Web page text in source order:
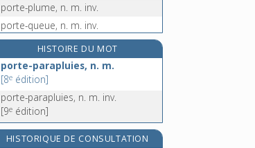
porte-plume, n. m. inv.
porte-queue, n. m. inv.
porter [I], v. tr., intr. et pron.
porter [II], n. m.[7eédition]
porte-respect, n. m. inv.
porte-revue, n. m.
porte-savon, n. m.
HISTOIRE DU MOT
porte-parapluies, n. m.
[8e édition]
porte-parapluies, n. m. inv.
[9e édition]
HISTORIQUE DE CONSULTATION